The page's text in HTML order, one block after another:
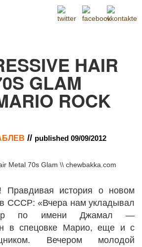
HAIR
GLAM
ROCK
// published 09/09/2012
Правдивая история о новом
СССР: «Вчера нам укладывал
по имени Джамал —
в спецовке Марио, еще и с
Вечером молодой